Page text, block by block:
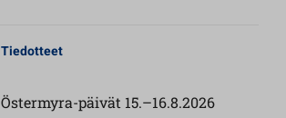
Tiedotteet
Östermyra-päivät 15.–16.8.2026